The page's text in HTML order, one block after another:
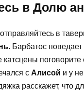
в Долю
в
. Барбатос
катсцены
с Алисой и у
расскажет, что